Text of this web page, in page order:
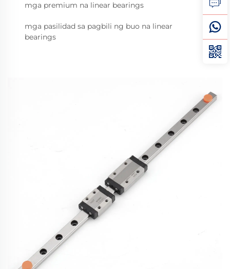
mga premium na linear bearings
mga pasilidad sa pagbili ng buo na linear
bearings